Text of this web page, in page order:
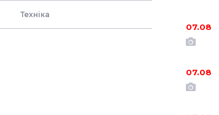
Технiка
07.08
07.08